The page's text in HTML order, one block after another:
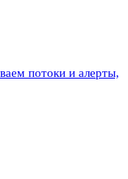
потоки и алерты,